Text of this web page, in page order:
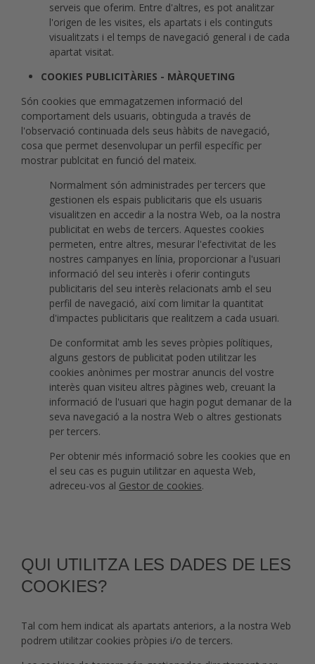
serveis que oferim. Entre d'altres, es pot analitzar
l'origen de les visites, els apartats i els continguts
visualitzats i el temps de navegació general i de cada
apartat visitat.
COOKIES PUBLICITÀRIES - MÀRQUETING
Són cookies que emmagatzemen informació del
comportament dels usuaris, obtinguda a través de
l'observació continuada dels seus hàbits de navegació,
cosa que permet desenvolupar un perfil específic per
mostrar publcitat en funció del mateix.
Normalment són administrades per tercers que
gestionen els espais publicitaris que els usuaris
visualitzen en accedir a la nostra Web, oa la nostra
publicitat en webs de tercers. Aquestes cookies
permeten, entre altres, mesurar l'efectivitat de les
nostres campanyes en línia, proporcionar a l'usuari
informació del seu interès i oferir continguts
publicitaris del seu interès relacionats amb el seu
perfil de navegació, així com limitar la quantitat
d'impactes publicitaris que realitzem a cada usuari.
De conformitat amb les seves pròpies polítiques,
alguns gestors de publicitat poden utilitzar les
cookies anònimes per mostrar anuncis del vostre
interès quan visiteu altres pàgines web, creuant la
informació de l'usuari que hagin pogut demanar de la
seva navegació a la nostra Web o altres gestionats
per tercers.
Per obtenir més informació sobre les cookies que en
el seu cas es puguin utilitzar en aquesta Web,
adreceu-vos al Gestor de cookies.
QUI UTILITZA LES DADES DE LES
COOKIES?
Tal com hem indicat als apartats anteriors, a la nostra Web
podrem utilitzar cookies pròpies i/o de tercers.